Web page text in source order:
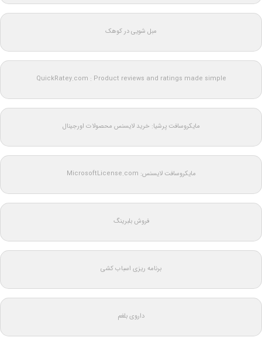
مبل شویی در کوهک
QuickRatey.com : Product reviews and ratings made simple
مایکروسافت پرشیا: خرید لایسنس محصولات اورجینال
مایکروسافت لایسنس: MicrosoftLicense.com
فروش بلبرینگ
برنامه ریزی اسباب کشی
داروی بلغم